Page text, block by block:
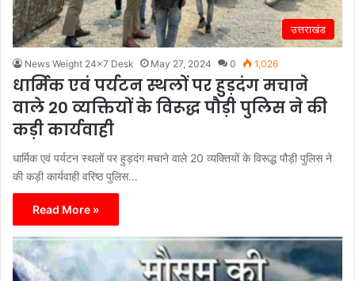
उत्तराखंड
News Weight 24x7 Desk May 27, 2024 0 1,026
धार्मिक एवं पर्यटन स्थलों पर हुड़दंग मचाने
वाले 20 व्यक्तियों के विरूद्ध पौड़ी पुलिस ने की
कड़ी कार्यवाही
धार्मिक एवं पर्यटन स्थलों पर हुड़दंग मचाने वाले 20 व्यक्तियों के विरूद्ध पौड़ी पुलिस ने
की कड़ी कार्यवाही वरिष्ठ पुलिस…
Read More »